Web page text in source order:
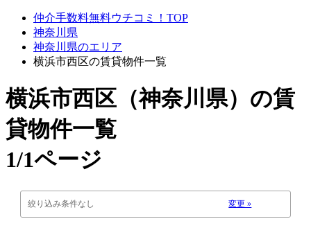
仲介手数料無料ウチコミ！TOP
神奈川県
神奈川県のエリア
横浜市西区の賃貸物件一覧
横浜市西区（神奈川県） の賃
貸物件一覧
1/1ページ
絞り込み条件なし 変更 »